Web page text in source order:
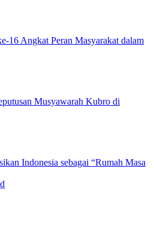
16 Angkat Peran Masyarakat dalam
Musyawarah Kubro di
Indonesia sebagai “Rumah Masa